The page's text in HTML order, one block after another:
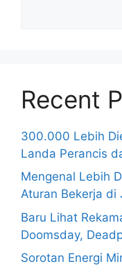
Recent
300.000 Lebih
Landa Perancis
Mengenal Lebih
Aturan Bekerja di
Baru Lihat
Doomsday,
Sorotan Energi